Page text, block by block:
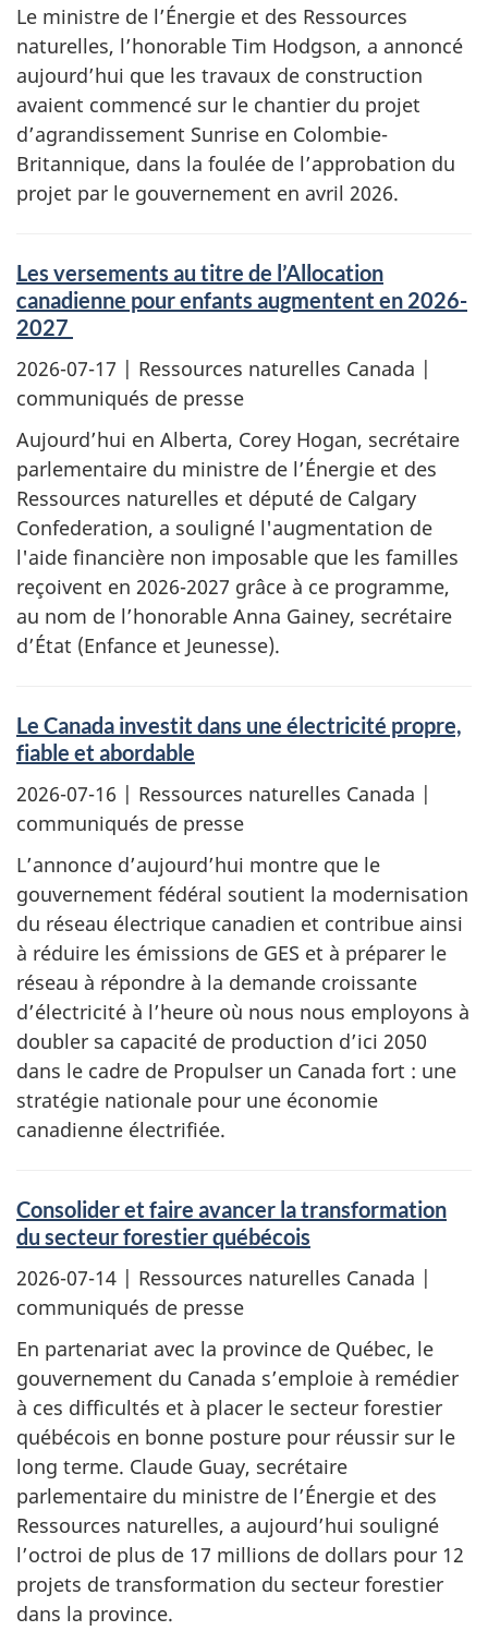
Le ministre de l’Énergie et des Ressources
naturelles, l’honorable Tim Hodgson, a annoncé
aujourd’hui que les travaux de construction
avaient commencé sur le chantier du projet
d’agrandissement Sunrise en Colombie-
Britannique, dans la foulée de l’approbation du
projet par le gouvernement en avril 2026.
Les versements au titre de l’Allocation
canadienne pour enfants augmentent en 2026-
2027
2026-07-17 | Ressources naturelles Canada |
communiqués de presse
Aujourd’hui en Alberta, Corey Hogan, secrétaire
parlementaire du ministre de l’Énergie et des
Ressources naturelles et député de Calgary
Confederation, a souligné l'augmentation de
l'aide financière non imposable que les familles
reçoivent en 2026-2027 grâce à ce programme,
au nom de l’honorable Anna Gainey, secrétaire
d’État (Enfance et Jeunesse).
Le Canada investit dans une électricité propre,
fiable et abordable
2026-07-16 | Ressources naturelles Canada |
communiqués de presse
L’annonce d’aujourd’hui montre que le
gouvernement fédéral soutient la modernisation
du réseau électrique canadien et contribue ainsi
à réduire les émissions de GES et à préparer le
réseau à répondre à la demande croissante
d’électricité à l’heure où nous nous employons à
doubler sa capacité de production d’ici 2050
dans le cadre de Propulser un Canada fort : une
stratégie nationale pour une économie
canadienne électrifiée.
Consolider et faire avancer la transformation
du secteur forestier québécois
2026-07-14 | Ressources naturelles Canada |
communiqués de presse
En partenariat avec la province de Québec, le
gouvernement du Canada s’emploie à remédier
à ces difficultés et à placer le secteur forestier
québécois en bonne posture pour réussir sur le
long terme. Claude Guay, secrétaire
parlementaire du ministre de l’Énergie et des
Ressources naturelles, a aujourd’hui souligné
l’octroi de plus de 17 millions de dollars pour 12
projets de transformation du secteur forestier
dans la province.